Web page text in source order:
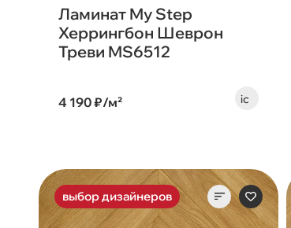
Ламинат My Step
Херрингбон Шеврон
Треви MS6512
4 190 ₽/м²
выбор дизайнеров